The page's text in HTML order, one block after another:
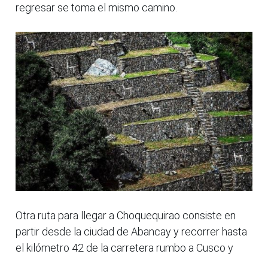
regresar se toma el mismo camino.
Otra ruta para llegar a Choquequirao consiste en
partir desde la ciudad de Abancay y recorrer hasta
el kilómetro 42 de la carretera rumbo a Cusco y